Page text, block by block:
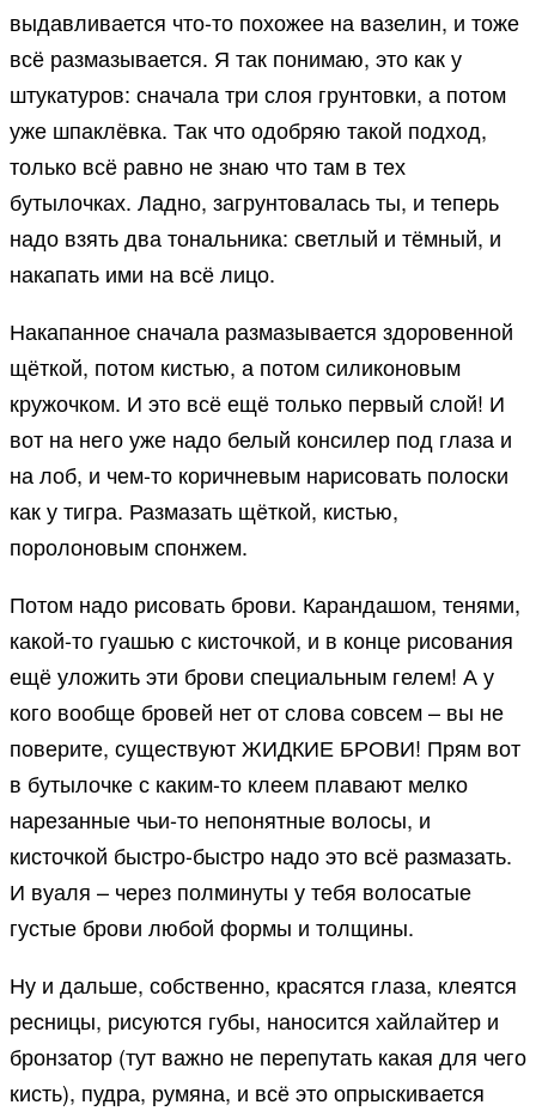
выдавливается что-то похожее на вазелин, и тоже
всё размазывается. Я так понимаю, это как у
штукатуров: сначала три слоя грунтовки, а потом
уже шпаклёвка. Так что одобряю такой подход,
только всё равно не знаю что там в тех
бутылочках. Ладно, загрунтовалась ты, и теперь
надо взять два тональника: светлый и тёмный, и
накапать ими на всё лицо.
Накапанное сначала размазывается здоровенной
щёткой, потом кистью, а потом силиконовым
кружочком. И это всё ещё только первый слой! И
вот на него уже надо белый консилер под глаза и
на лоб, и чем-то коричневым нарисовать полоски
как у тигра. Размазать щёткой, кистью,
поролоновым спонжем.
Потом надо рисовать брови. Карандашом, тенями,
какой-то гуашью с кисточкой, и в конце рисования
ещё уложить эти брови специальным гелем! А у
кого вообще бровей нет от слова совсем – вы не
поверите, существуют ЖИДКИЕ БРОВИ! Прям вот
в бутылочке с каким-то клеем плавают мелко
нарезанные чьи-то непонятные волосы, и
кисточкой быстро-быстро надо это всё размазать.
И вуаля – через полминуты у тебя волосатые
густые брови любой формы и толщины.
Ну и дальше, собственно, красятся глаза, клеятся
ресницы, рисуются губы, наносится хайлайтер и
бронзатор (тут важно не перепутать какая для чего
кисть), пудра, румяна, и всё это опрыскивается